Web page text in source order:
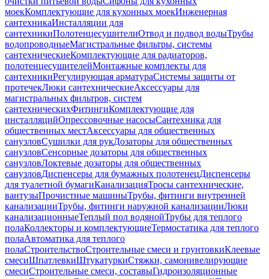
моекКомплектующие для кухонных моекИнженерная
сантехникаИнсталляции для
сантехникиПолотенцесушителиОтвод и подвод водыТрубы
водопроводныеМагистральные фильтры, системы
сантехническиеКомплектующие для радиаторов,
полотенцесушителейМонтажные комплекты для
сантехникиРегулирующая арматураСистемы защиты от
протечекЛюки сантехническиеАксессуары для
магистральных фильтров, систем
сантехническихФитингиКомплектующие для
инсталляцийОпрессовочные насосыСантехника для
общественных местАксессуары для общественных
санузловСушилки для рукДозаторы для общественных
санузловСенсорные дозаторы для общественных
санузловЛоктевые дозаторы для общественных
санузловДиспенсеры для бумажных полотенецДиспенсеры
для туалетной бумагиКанализацияТросы сантехнические,
вантузыПрочистные машиныТрубы, фитинги внутренней
канализацииТрубы, фитинги наружной канализацииЛюки
канализационныеТеплый пол водянойТрубы для теплого
полаКоллекторы и комплектующиеТермостатика для теплого
полаАвтоматика для теплого
полаСтроительствоСтроительные смеси и грунтовкиКлеевые
смесиШпатлевкиШтукатуркиСтяжки, самонивелирующие
смесиСтроительные смеси, составыГидроизоляционные